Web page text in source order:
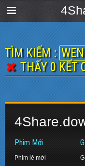
TÌM KIẾM :
THẤY 0 KẾT
Phim Mới
Phim lẻ mới